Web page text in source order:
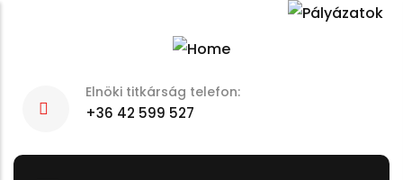
Elnöki titkárság telefon:
+36 42 599 527